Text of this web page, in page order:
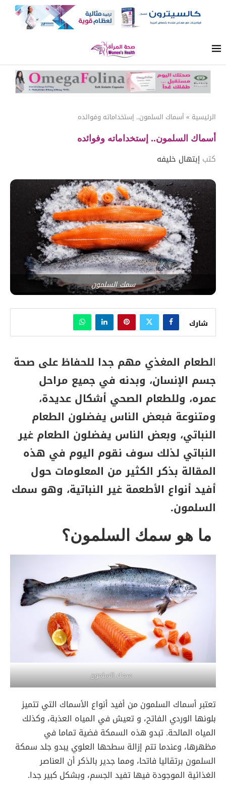
الرئيسية » أسماك السلمون.. إستخداماته وفوائده
أسماك السلمون.. إستخداماته وفوائده
كتب إبتهال خليفه
سمك السلمون
شارك
الطعام المغذي مهم جدا للحفاظ على صحة
جسم الإنسان، وبدنه في جميع مراحل
عمره، وللطعام الصحي أشكال عديدة،
ومتنوعة فبعض الناس يفضلون الطعام
النباتي، وبعض الناس يفضلون الطعام غير
النباتي لذلك سوف نقوم اليوم في هذه
المقالة بذكر الكثير من المعلومات حول
أفيد أنواع الأطعمة غير النباتية، وهو سمك
السلمون.
ما هو سمك السلمون؟
سمك السلمون
تعتبر أسماك السلمون من أفيد أنواع الأسماك التي تتميز
بلونها الوردي الفاتح، و تعيش في المياه العذبة، وكذلك
المياه المالحة. تبدو هذه السمكة فضية تماما في
مظهرها، وعندما تتم إزالة سطحها العلوي يبدو جلد سمكة
السلمون برتقاليا فاتحا، ومما جدير بالذكر أن العناصر
الغذائية الموجودة فيها تفيد الجسم، وبشكل كبير جدا.